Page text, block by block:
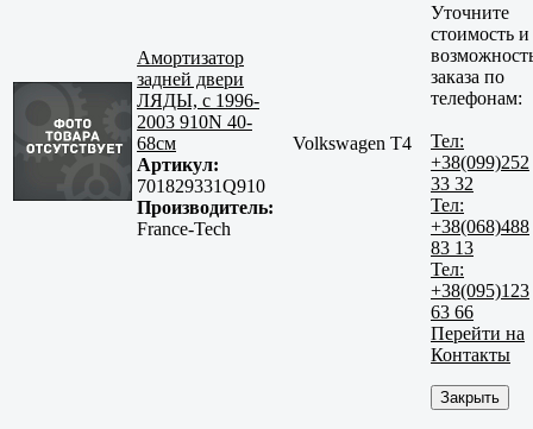
Амортизатор
задней двери
ЛЯДЫ, с 1996-
2003 910N 40-
68см
Артикул:
701829331Q910
Производитель:
France-Tech
Volkswagen T4
Уточните
стоимость и
заказа по
телефонам:
Тел:
+38(099)252
33 32
Тел:
+38(068)488
83 13
Тел:
+38(095)123
63 66
Перейти на
Контакты
Закрыть